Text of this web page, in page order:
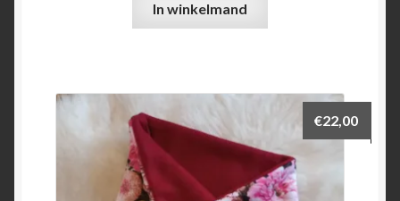
In winkelmand
€22,00